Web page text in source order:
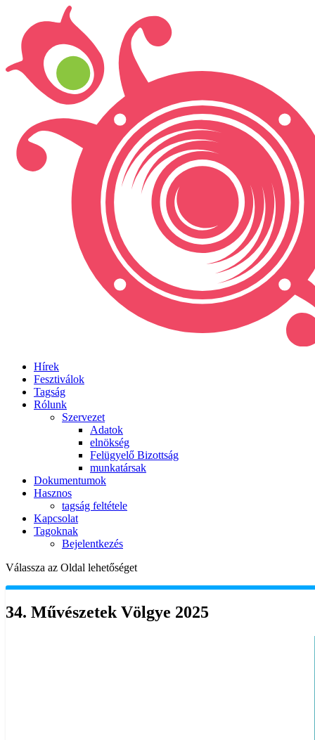
Hírek
Fesztiválok
Tagság
Rólunk
Szervezet
Adatok
elnökség
Felügyelő Bizottság
munkatársak
Dokumentumok
Hasznos
tagság feltétele
Kapcsolat
Tagoknak
Bejelentkezés
Válassza az Oldal lehetőséget
34. Művészetek Völgye 2025